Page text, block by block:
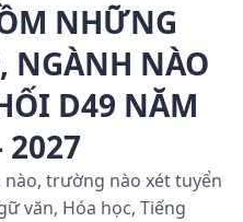
NHỮNG
NGÀNH NÀO
D49 NĂM
2027
trường nào xét tuyển
văn, Hóa học, Tiếng